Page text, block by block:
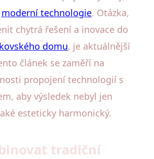
moderní technologie. Otázka,
chytrá řešení a inovace do
domu, je aktuálnější
článek se zaměří na
propojení technologií s
aby výsledek nebyl jen
esteticky harmonický.
tradiční